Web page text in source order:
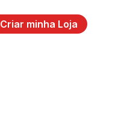
Criar minha Loja